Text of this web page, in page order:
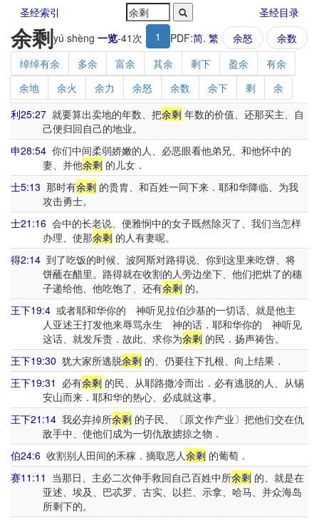
圣经索引 圣经目录
余剩yú shèng 一览-41 次 1 PDF:简. 繁 余怒
余数
绰绰有余
多余 富余 其余 剩下 盈余
有余
余地
余火 余力 余怒 余数 余下 剩
余
利25:27 就要算出卖地的年数、把余剩 年数的价值、还那买主、自
己便归回自己的地业。
申28:54 你们中间柔弱娇嫩的人、必恶眼看他弟兄、和他怀中的
妻、并他余剩的儿女．
士5:13 那时有余剩 的贵胄、和百姓一同下来．耶和华降临、为我
攻击勇士。
士21:16 会中的长老说、便雅悯中的女子既然除灭了、我们当怎样
办理、使那余剩的人有妻呢。
得2:14 到了吃饭的时候、波阿斯对路得说、你到这里来吃饼、将
饼蘸在醋里。路得就在收割的人旁边坐下、他们把烘了的穗
子递给他、他吃饱了、还有余剩的。
王下19:4 或者耶和华你的 神听见拉伯沙基的一切话、就是他主
人亚述王打发他来辱骂永生 神的话．耶和华你的 神听见
这话、就发斥责．故此、求你为余剩的民．扬声祷告。
王下19:30 犹大家所逃脱余剩 的、仍要往下扎根、向上结果．
王下19:31 必有余剩 的民、从耶路撒冷而出．必有逃脱的人、从锡
安山而来．耶和华的热心、必成就这事。
王下21:14 我必弃掉所余剩 的子民、〔原文作产业〕把他们交在仇
敌手中、使他们成为一切仇敌掳掠之物．
伯24:6 收割别人田间的禾稼．摘取恶人余剩 的葡萄．
赛11:11 当那日、主必二次伸手救回自己百姓中所余剩 的、就是在
亚述、埃及、巴忒罗、古实、以拦、示拿、哈马、并众海岛
所剩下的。